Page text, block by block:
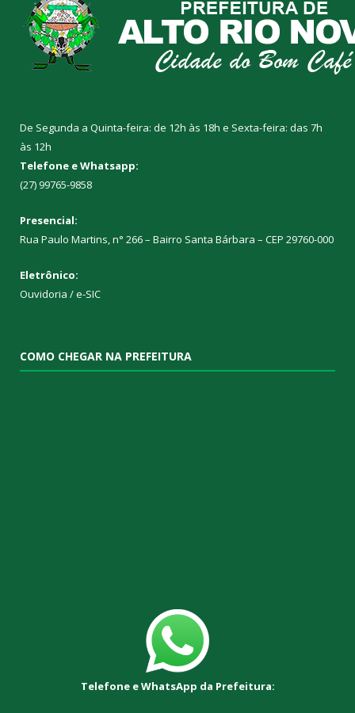
De Segunda a Quinta-feira: de 12h às 18h e Sexta-feira: das 7h
às 12h
Telefone e Whatsapp:
(27) 99765-9858
Presencial:
Rua Paulo Martins, n° 266 – Bairro Santa Bárbara – CEP 29760-000
Eletrônico:
Ouvidoria /e-SIC
COMO CHEGAR NA PREFEITURA
Telefone e WhatsApp da Prefeitura: